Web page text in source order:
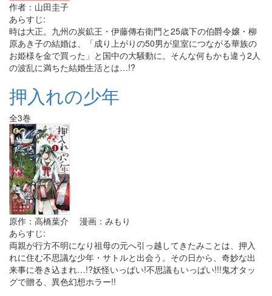
作者：山田圭子
あらすじ:
時は大正。九州の炭鉱王・伊藤傳右衛門と25歳下の伯爵令嬢・柳
原あき子の結婚は、「成り上がりの50男が皇室につながる華族の
お姫様を金で買った」と国中の大騒動に。そんな何もかも違う2人
の波乱に満ちた結婚生活とは…!?
押入れの少年
全3巻
原作：高橋葉介 漫画：みもり
あらすじ:
両親が行方不明になり祖母の元へ引っ越してきたみことは、押入
れに住む不思議な少年・サトルと出会う。その日から、奇妙な出
来事に巻き込まれ…!?妖怪いっぱい!不思議もいっぱい!!!鬼才タッ
グで贈る、異色幻想ホラー!!